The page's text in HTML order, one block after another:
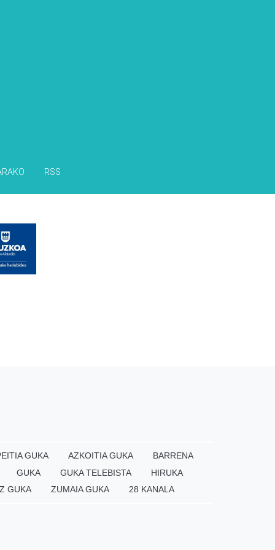
RSS
GUKA AZKOITIA GUKA
BARRENA
GUKA
GUKA TELEBISTA
HIRUKA
GUKA
ZUMAIA GUKA 28 KANALA